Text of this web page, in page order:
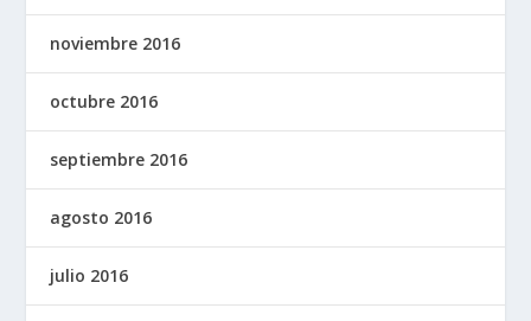
noviembre 2016
octubre 2016
septiembre 2016
agosto 2016
julio 2016